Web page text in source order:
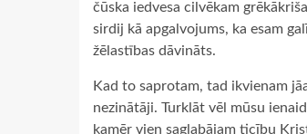
čūska iedvesa cilvēkam
sirdij kā apgalvojums, ka esam
žēlastības dāvināts.
Kad to saprotam, tad ikvienam
nezinātāji. Turklāt vēl mūsu
kamēr vien saglabājam ticību